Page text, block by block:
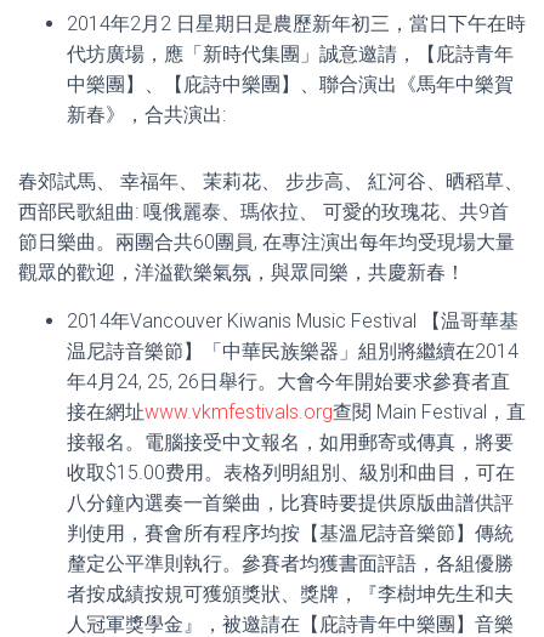
2014年2月2 日星期日是農歷新年初三，當日下午在時
代坊廣場，應「新時代集團」誠意邀請，【庇詩青年
中樂團】、【庇詩中樂團】、聯合演出《馬年中樂賀
新春》，合共演出:
春郊試馬、 幸福年、 茉莉花、 步步高、 紅河谷、晒稻草、
西部民歌組曲: 嘎俄麗泰、瑪依拉、 可愛的玫瑰花、共9首
節日樂曲。兩團合共60團員, 在專注演出每年均受現場大量
觀眾的歡迎，洋溢歡樂氣氛，與眾同樂，共慶新春！
2014年Vancouver Kiwanis Music Festival 【温哥華基
温尼詩音樂節】「中華民族樂器」組別將繼續在2014
年4月24, 25, 26日舉行。大會今年開始要求參賽者直
接在網址www.vkmfestivals.org查閱 Main Festival，直
接報名。電腦接受中文報名，如用郵寄或傳真，將要
收取$15.00费用。表格列明組別、級別和曲目，可在
八分鐘內選奏一首樂曲，比賽時要提供原版曲譜供評
判使用，賽會所有程序均按【基溫尼詩音樂節】傳統
釐定公平準則執行。參賽者均獲書面評語，各組優勝
者按成績按規可獲頒獎狀、獎牌，『李樹坤先生和夫
人冠軍獎學金』，被邀請在【庇詩青年中樂團】音樂